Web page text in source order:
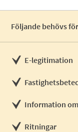
Följande behövs
E-legitimation
Information
Ritningar